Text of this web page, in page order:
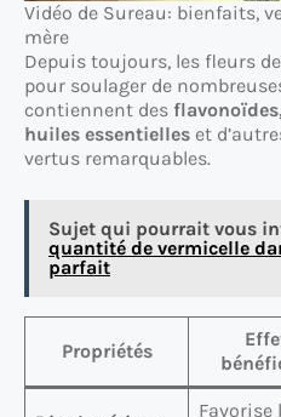
Vidéo de Sureau: bienfaits,
mère
Depuis toujours, les fleurs
pour soulager de
contiennent des
huiles essentielles et
vertus remarquables.
Sujet qui pourrait vous
quantité de vermicelle
parfait
Propriétés
Favorise